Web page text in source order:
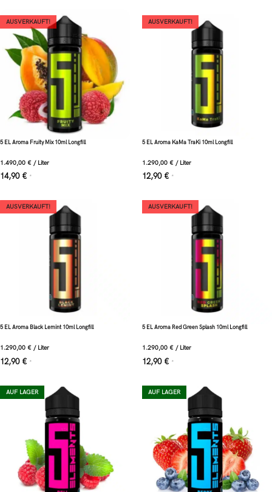
AUSVERKAUFT!
5 EL Aroma Fruity Mix 10ml Longfill
1.490,00 € / Liter
14,90 € *
AUSVERKAUFT!
5 EL Aroma KaMa TraKi 10ml Longfill
1.290,00 € / Liter
12,90 € *
AUSVERKAUFT!
5 EL Aroma Black Lemint 10ml Longfill
1.290,00 € / Liter
12,90 € *
AUSVERKAUFT!
5 EL Aroma Red Green Splash 10ml Longfill
1.290,00 € / Liter
12,90 € *
AUF LAGER AUF LAGER